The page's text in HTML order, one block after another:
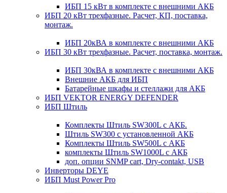
ИБП 15 кВт в комплекте с внешними АКБ
ИБП 20 кВт трехфазные. Расчет, КП, поставка,
монтаж.
ИБП 20кВА в комплекте с внешними АКБ
ИБП 30 кВт трехфазные. Расчет, поставка, монтаж.
ИБП 30кВА в комплекте с внешними АКБ
Внешние АКБ для ИБП
Батарейные шкафы и стеллажи для АКБ
ИБП VEKTOR ENERGY DEFENDER
ИБП Штиль
Комплекты Штиль SW300L с АКБ.
Штиль SW300 с установленной АКБ
Комплекты Штиль SW500L с АКБ
комплекты Штиль SW1000L с АКБ
доп. опции SNMP cart, Dry-contakt, USB
Инверторы DEYE
ИБП Must Power Pro